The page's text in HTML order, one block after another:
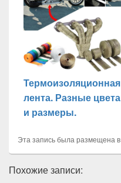
Термоизоляционная
лента. Разные цвета
и размеры.
Эта запись была размещена в
Похожие записи: